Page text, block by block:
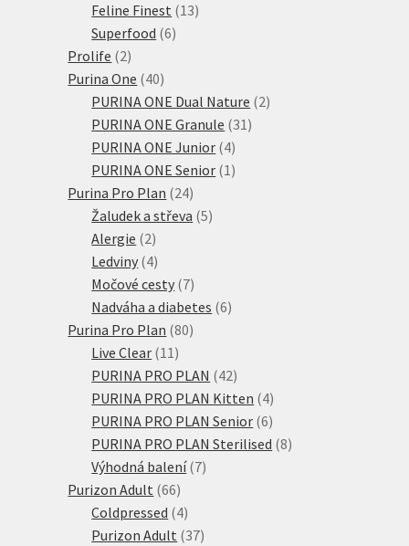
produktů
Feline Finest 1313
Superfood 66
Prolife 22
produkty
Purina One 4040
produktů
PURINA ONE Dual Nature 22
PURINA ONE Granule 31 31
PURINA ONE Junior 44
produkty
PURINA ONE Senior 1 1
Purina Pro Plan 2424
produktů
Žaludek a střeva 55
Alergie 22
produkty
Ledviny 44
produkty
Močové cesty 77
produktů
Nadváha a diabetes 66
Purina Pro Plan 8080
Live Clear 11 11
produktů
PURINA PRO PLAN 4242
produktů
PURINA PRO PLAN Kitten 44
produkty
PURINA PRO PLAN Senior 66
produktů
PURINA PRO PLAN Sterilised 88
Výhodná balení 77
Purizon Adult 6666
produktů
Coldpressed 44
produkty
Purizon Adult 3737